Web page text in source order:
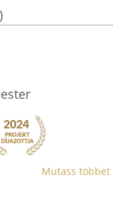
Mutass többet